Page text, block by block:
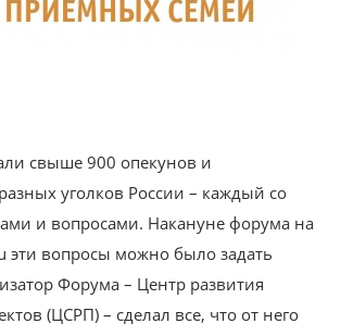
свыше 900 опекунов и
уголков России – каждый со
и вопросами. Накануне форума на
эти вопросы можно было задать
Форума – Центр развития
(ЦСРП) – сделал все, что от него